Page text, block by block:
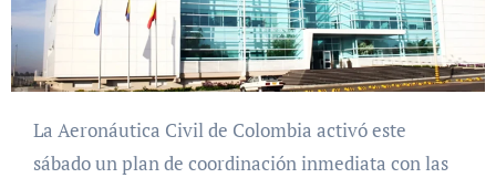
La Aeronáutica Civil de Colombia activó este
sábado un plan de coordinación inmediata con las